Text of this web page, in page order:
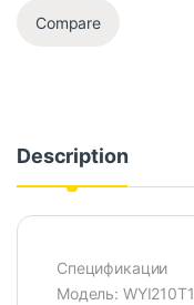
Compare
Description
Спецификации
Модель: WYI210T1